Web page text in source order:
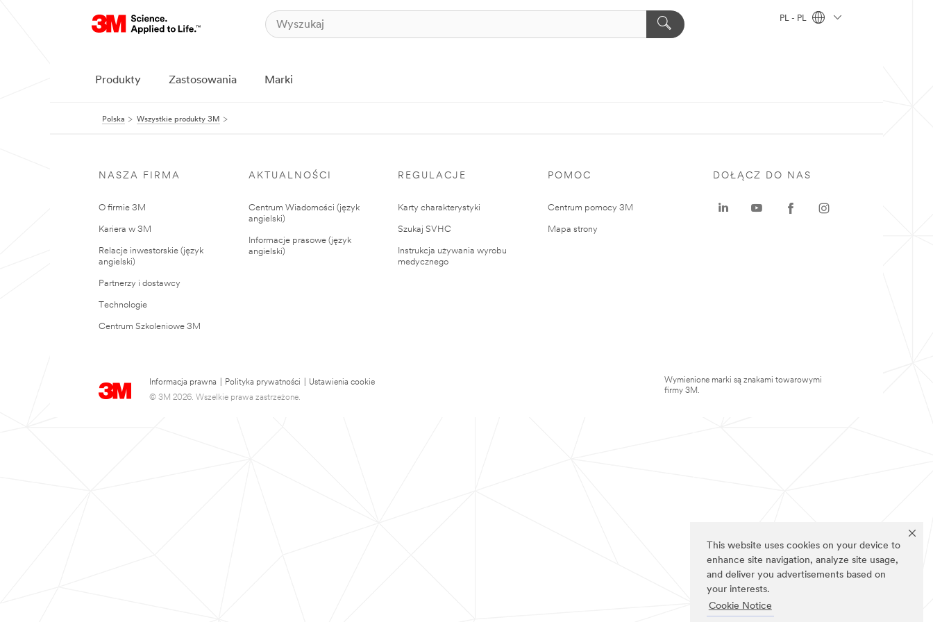
This website uses cookies on your device to
enhance site navigation, analyze site usage,
and deliver you advertisements based on
your interests.
Cookie Notice
PL - PL
Produkty Zastosowania Marki
Polska Wszystkie produkty 3M
NASZA FIRMA
O firmie 3M
Kariera w 3M
Relacje inwestorskie (język
angielski)
Partnerzy i dostawcy
Technologie
Centrum Szkoleniowe 3M
AKTUALNOŚCI
Centrum Wiadomości (język
angielski)
Informacje prasowe (język
angielski)
REGULACJE
Karty charakterystyki
Szukaj SVHC
Instrukcja używania wyrobu
medycznego
POMOC
Centrum pomocy 3M
Mapa strony
Informacja prawna Polityka prywatności
Ustawienia cookie
© 3M 2026. Wszelkie prawa zastrzeżone.
DOŁĄCZ DO NAS
Wymienione marki są znakami towarowymi
firmy 3M.